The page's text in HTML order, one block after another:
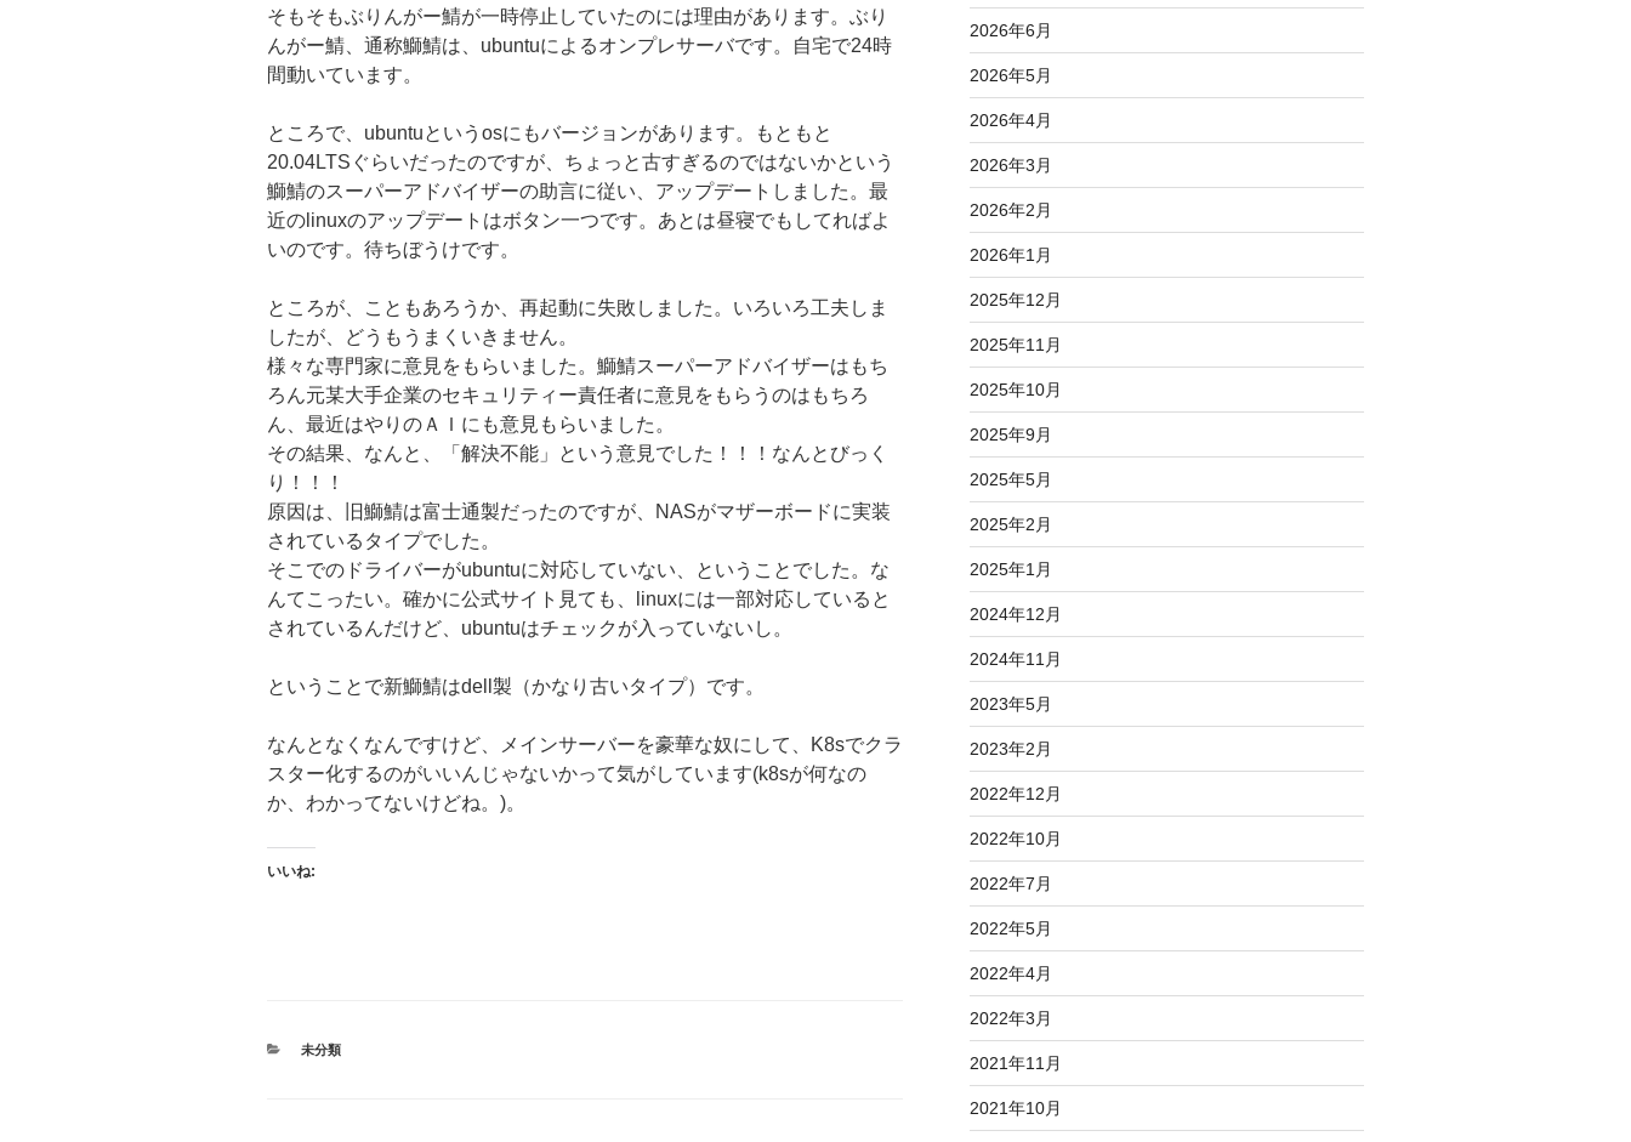
そもそもぶりんがー鯖が一時停止していたのには理由があります。ぶり
んがー鯖、通称鰤鯖は、ubuntuによるオンプレサーバです。自宅で24時
間動いています。
ところで、ubuntuというosにもバージョンがあります。もともと
20.04LTSぐらいだったのですが、ちょっと古すぎるのではないかという
鰤鯖のスーパーアドバイザーの助言に従い、アップデートしました。最
近のlinuxのアップデートはボタン一つです。あとは昼寝でもしてればよ
いのです。待ちぼうけです。
ところが、こともあろうか、再起動に失敗しました。いろいろ工夫しま
したが、どうもうまくいきません。
様々な専門家に意見をもらいました。鰤鯖スーパーアドバイザーはもち
ろん元某大手企業のセキュリティー責任者に意見をもらうのはもちろ
ん、最近はやりのＡＩにも意見もらいました。
その結果、なんと、「解決不能」という意見でした！！！なんとびっく
り！！！
原因は、旧鰤鯖は富士通製だったのですが、NASがマザーボードに実装
されているタイプでした。
そこでのドライバーがubuntuに対応していない、ということでした。な
んてこったい。確かに公式サイト見ても、linuxには一部対応していると
されているんだけど、ubuntuはチェックが入っていないし。
ということで新鰤鯖はdell製（かなり古いタイプ）です。
なんとなくなんですけど、メインサーバーを豪華な奴にして、K8sでクラ
スター化するのがいいんじゃないかって気がしています(k8sが何なの
か、わかってないけどね。)。
いいね:
カ
未分類
2026年6月
2026年5月
2026年4月
2026年3月
2026年2月
2026年1月
2025年12月
2025年11月
2025年10月
2025年9月
2025年5月
2025年2月
2025年1月
2024年12月
2024年11月
2023年5月
2023年2月
2022年12月
2022年10月
2022年7月
2022年5月
2022年4月
2022年3月
2021年11月
2021年10月